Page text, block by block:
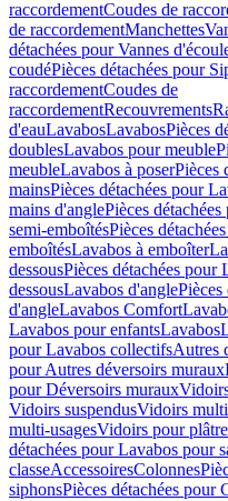
raccordementCoudes de
de raccordementManchettes
détachées pour Vannes
coudéPièces détachées pour
raccordementCoudes de
raccordementRecouvrements
d'eauLavabosLavabosPièces
doublesLavabos pour meuble
meubleLavabos à poserPièces
mainsPièces détachées pour
mains d'anglePièces
semi-emboîtésPièces
emboîtésLavabos à emboîter
dessousPièces détachées pour
dessousLavabos d'anglePièces
d'angleLavabos Comfort
Lavabos pour enfantsLavabos
pour Lavabos collectifsAutres
pour Autres déversoirs muraux
pour Déversoirs muraux
Vidoirs suspendusVidoirs
multi-usagesVidoirs pour plâtre
détachées pour Lavabos pour
classeAccessoiresColonnes
siphonsPièces détachées pour